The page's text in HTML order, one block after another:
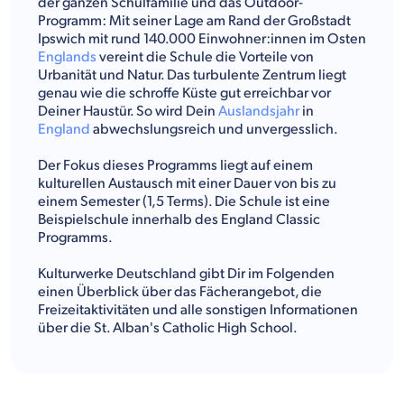
Programm: Mit seiner Lage am Rand der Großstadt
Ipswich mit rund 140.000 Einwohner:innen im Osten
Englands vereint die Schule die Vorteile von
Urbanität und Natur. Das turbulente Zentrum liegt
genau wie die schroffe Küste gut erreichbar vor
Deiner Haustür. So wird Dein Auslandsjahrin
England abwechslungsreich und unvergesslich.
Der Fokus dieses Programms liegt auf einem
kulturellen Austausch mit einer Dauer von bis zu
einem Semester (1,5 Terms). Die Schule ist eine
Beispielschule innerhalb des England Classic
Programms.
Kulturwerke Deutschland gibt Dir im Folgenden
einen Überblick über das Fächerangebot, die
Freizeitaktivitäten und alle sonstigen Informationen
über die St. Alban's Catholic High School.